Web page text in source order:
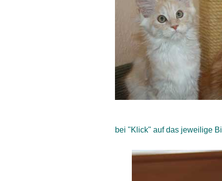
bei "Klick" auf das jeweilige